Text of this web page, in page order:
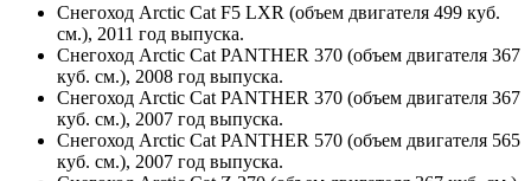
Снегоход Arctic Cat F5 LXR (объем двигателя 499 куб.
см.), 2011 год выпуска.
Снегоход Arctic Cat PANTHER 370 (объем двигателя 367
куб. см.), 2008 год выпуска.
Снегоход Arctic Cat PANTHER 370 (объем двигателя 367
куб. см.), 2007 год выпуска.
Снегоход Arctic Cat PANTHER 570 (объем двигателя 565
куб. см.), 2007 год выпуска.